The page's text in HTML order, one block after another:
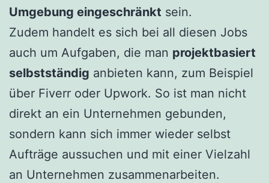
Umgebung eingeschränkt sein.
Zudem handelt es sich bei all diesen Jobs
auch um Aufgaben, die man projektbasiert
selbstständig anbieten kann, zum Beispiel
über Fiverr oder Upwork. So ist man nicht
direkt an ein Unternehmen gebunden,
sondern kann sich immer wieder selbst
Aufträge aussuchen und mit einer Vielzahl
an Unternehmen zusammenarbeiten.